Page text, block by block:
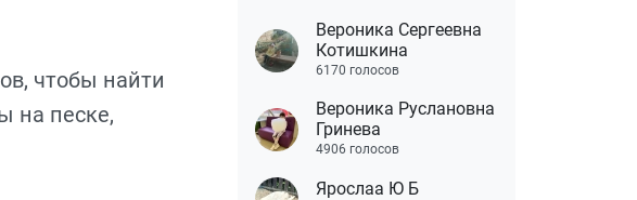
чтобы найти
на песке,
Вероника Сергеевна
Котишкина
6170 голосов
Вероника Руслановна
Гринева
4906 голосов
Ярослаа Ю Б